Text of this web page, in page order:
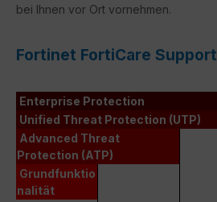
bei Ihnen vor Ort vornehmen.
Fortinet FortiCare Support
Enterprise Protection
Unified Threat Protection (UTP)
Advanced Threat
Protection (ATP)
Grundfunktio
nalität